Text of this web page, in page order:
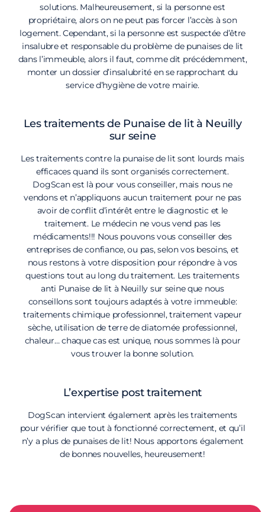
solutions. Malheureusement, si la personne est
propriétaire, alors on ne peut pas forcer l’accès à son
logement. Cependant, si la personne est suspectée d’être
insalubre et responsable du problème de punaises de lit
dans l’immeuble, alors il faut, comme dit précédemment,
monter un dossier d’insalubrité en se rapprochant du
service d’hygiène de votre mairie.
Les traitements de Punaise de lit à Neuilly
sur seine
Les traitements contre la punaise de lit sont lourds mais
efficaces quand ils sont organisés correctement.
DogScan est là pour vous conseiller, mais nous ne
vendons et n’appliquons aucun traitement pour ne pas
avoir de conflit d’intérêt entre le diagnostic et le
traitement. Le médecin ne vous vend pas les
médicaments!!! Nous pouvons vous conseiller des
entreprises de confiance, ou pas, selon vos besoins, et
nous restons à votre disposition pour répondre à vos
questions tout au long du traitement. Les traitements
anti Punaise de lit à Neuilly sur seine que nous
conseillons sont toujours adaptés à votre immeuble:
traitements chimique professionnel, traitement vapeur
sèche, utilisation de terre de diatomée professionnel,
chaleur… chaque cas est unique, nous sommes là pour
vous trouver la bonne solution.
L’expertise post traitement
DogScan intervient également après les traitements
pour vérifier que tout à fonctionné correctement, et qu’il
n’y a plus de punaises de lit! Nous apportons également
de bonnes nouvelles, heureusement!